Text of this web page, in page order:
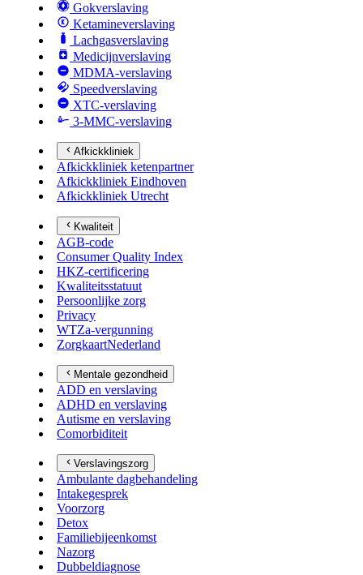
Gokverslaving
Ketamineverslaving
Lachgasverslaving
Medicijnverslaving
MDMA-verslaving
Speedverslaving
XTC-verslaving
3-MMC-verslaving
Afkickkliniek
Afkickkliniek ketenpartner
Afkickkliniek Eindhoven
Afkickkliniek Utrecht
Kwaliteit
AGB-code
Consumer Quality Index
HKZ-certificering
Kwaliteitsstatuut
Persoonlijke zorg
Privacy
WTZa-vergunning
ZorgkaartNederland
Mentale gezondheid
ADD en verslaving
ADHD en verslaving
Autisme en verslaving
Comorbiditeit
Verslavingszorg
Ambulante dagbehandeling
Intakegesprek
Voorzorg
Detox
Familiebijeenkomst
Nazorg
Dubbeldiagnose